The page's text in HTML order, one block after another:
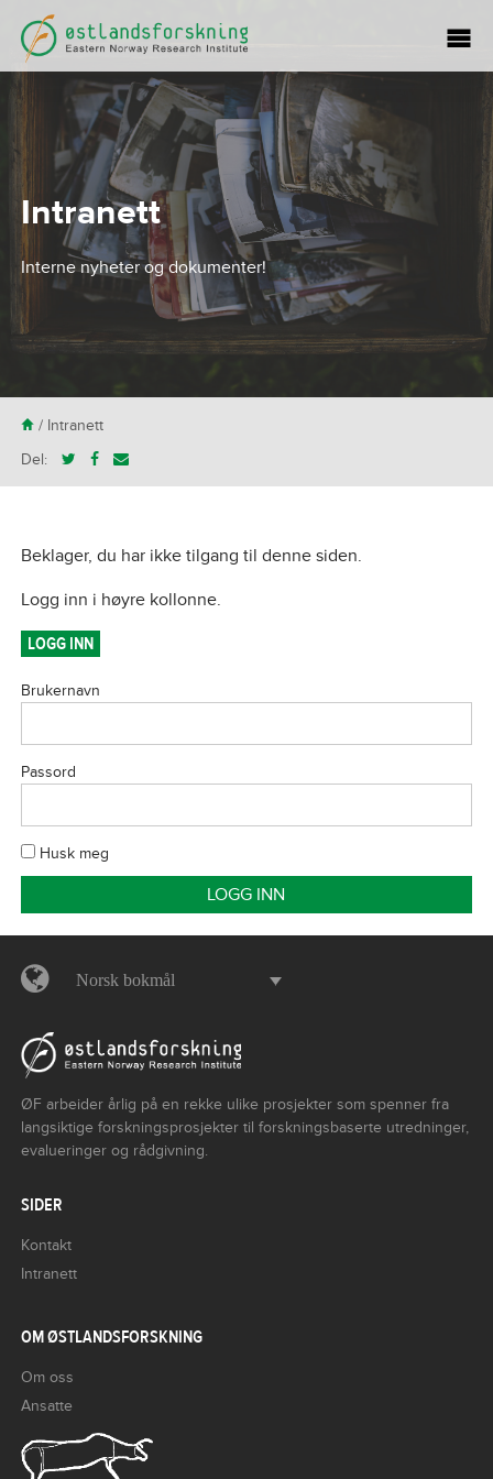
Intranett
Interne nyheter og dokumenter!
H/ Intranett
Del:
Beklager, du har ikke tilgang til denne siden.
Logg inn i høyre kollonne.
LOGG INN
Brukernavn
Passord
Husk meg
Norsk bokmål
ØF arbeider årlig på en rekke ulike prosjekter som spenner fra
langsiktige forskningsprosjekter til forskningsbaserte utredninger,
evalueringer og rådgivning.
SIDER
Kontakt
Intranett
OM ØSTLANDSFORSKNING
Om oss
Ansatte